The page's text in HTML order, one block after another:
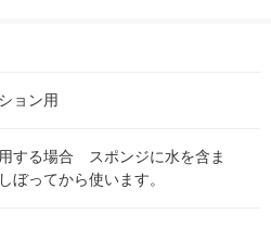
ョン用
用する場合 スポンジに水を含ま
ぼってから使います。